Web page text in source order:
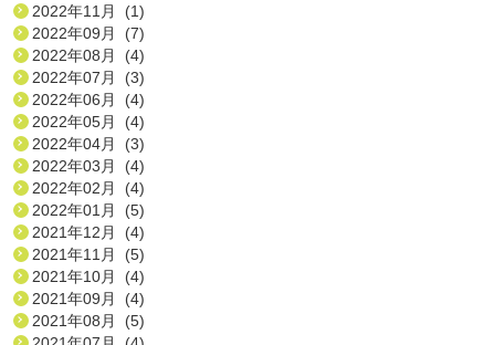
2022年11月 (1)
2022年09月 (7)
2022年08月 (4)
2022年07月 (3)
2022年06月 (4)
2022年05月 (4)
2022年04月 (3)
2022年03月 (4)
2022年02月 (4)
2022年01月 (5)
2021年12月 (4)
2021年11月 (5)
2021年10月 (4)
2021年09月 (4)
2021年08月 (5)